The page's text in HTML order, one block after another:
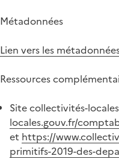
Métadonnées
Lien vers les
Ressources
Site collectivités-
locales.gouv.fr/
et https://
primitifs-2019-des-